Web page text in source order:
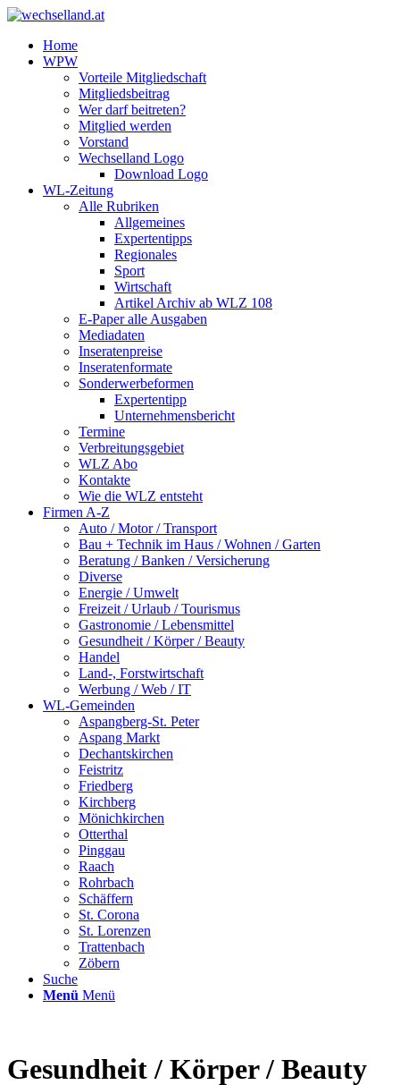
Home
WPW
Vorteile Mitgliedschaft
Mitgliedsbeitrag
Wer darf beitreten?
Mitglied werden
Vorstand
Wechselland Logo
Download Logo
WL-Zeitung
Alle Rubriken
Allgemeines
Expertentipps
Regionales
Sport
Wirtschaft
Artikel Archiv ab WLZ 108
E-Paper alle Ausgaben
Mediadaten
Inseratenpreise
Inseratenformate
Sonderwerbeformen
Expertentipp
Unternehmensbericht
Termine
Verbreitungsgebiet
WLZ Abo
Kontakte
Wie die WLZ entsteht
Firmen A-Z
Auto / Motor / Transport
Bau + Technik im Haus / Wohnen / Garten
Beratung / Banken / Versicherung
Diverse
Energie / Umwelt
Freizeit / Urlaub / Tourismus
Gastronomie / Lebensmittel
Gesundheit / Körper / Beauty
Handel
Land-, Forstwirtschaft
Werbung / Web / IT
WL-Gemeinden
Aspangberg-St. Peter
Aspang Markt
Dechantskirchen
Feistritz
Friedberg
Kirchberg
Mönichkirchen
Otterthal
Pinggau
Raach
Rohrbach
Schäffern
St. Corona
St. Lorenzen
Trattenbach
Zöbern
Suche
Menü Menü
Gesundheit / Körper / Beauty